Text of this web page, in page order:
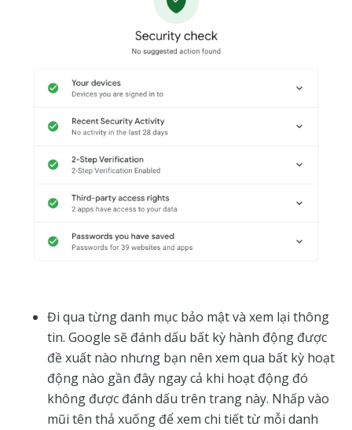
Đi qua từng danh mục bảo mật và xem lại thông
tin. Google sẽ đánh dấu bất kỳ hành động được
đề xuất nào nhưng bạn nên xem qua bất kỳ hoạt
động nào gần đây ngay cả khi hoạt động đó
không được đánh dấu trên trang này. Nhấp vào
mũi tên thả xuống để xem chi tiết từ mỗi danh